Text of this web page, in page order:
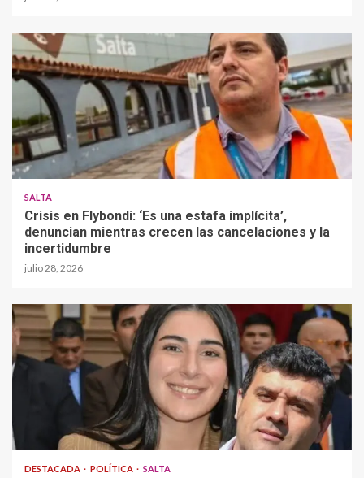
SALTA
Crisis en Flybondi: ‘Es una estafa implícita’,
denuncian mientras crecen las cancelaciones y la
incertidumbre
julio 28, 2026
DESTACADA POLÍTICA SALTA